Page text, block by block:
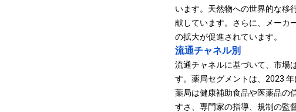
います。天然物への世界的な移
献しています。さらに、メーカ
の拡大が促進されています。
流通チャネル別
流通チャネルに基づいて、市場
す。薬局セグメントは、2023 年
薬局は健康補助食品や医薬品の
すさ、専門家の指導、規制の監